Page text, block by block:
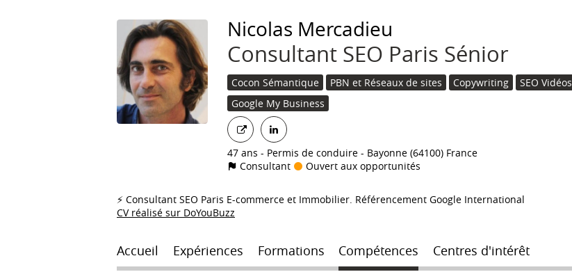
Nicolas Mercadieu
Consultant SEO Paris Sénior
Cocon Sémantique PBN et Réseaux de sites Copywriting
SEO Vidéos
Google My Business
47 ans Permis de conduire Bayonne (64100) France
Consultant
Ouvert aux opportunités
⚡ Consultant SEO Paris E-commerce et Immobilier. Référencement Google International
CV réalisé sur DoYouBuzz
Accueil Expériences Formations Compétences Centres d'intérêt